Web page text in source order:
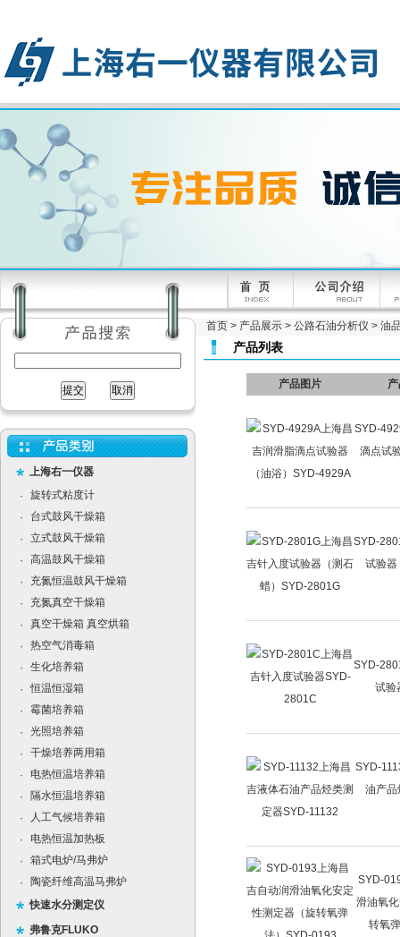
上海右一仪器
·
旋转式粘度计
·
台式鼓风干燥箱
·
立式鼓风干燥箱
·
高温鼓风干燥箱
·
充氮恒温鼓风干燥箱
·
充氮真空干燥箱
·
真空干燥箱 真空烘箱
·
热空气消毒箱
·
生化培养箱
·
恒温恒湿箱
·
霉菌培养箱
·
光照培养箱
·
干燥培养两用箱
·
电热恒温培养箱
·
隔水恒温培养箱
·
人工气候培养箱
·
电热恒温加热板
·
箱式电炉/马弗炉
·
陶瓷纤维高温马弗炉
快速水分测定仪
弗鲁克FLUKO
首页 > 产品展示 > 公路石油分析仪 > 油
产品列表
产品图片
SYD-
滴点试
SYD-
试验器
SYD-
试验
SYD-
油产品
SYD-
滑油氧
转氧